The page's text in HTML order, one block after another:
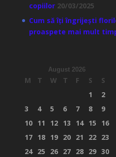
copiilor 20/03/2025
Cum să îți îngrijești
proaspete mai mult
August 2026
M T W T F S
S
1
2
3
4 5 6 7 8
9
10 11 12 13 14 15
16
17 18 19 20 21 22 23
24 25 26 27 28 29 30